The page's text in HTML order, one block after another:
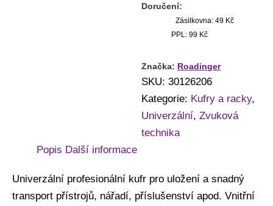
Doručení:
Zásilkovna: 49 Kč
PPL: 99 Kč
Značka: Roadinger
SKU:30126206
Kategorie: Kufry a racky,
Univerzální,Zvuková
technika
Popis Další informace
Univerzální profesionální kufr pro uložení a snadný
transport přístrojů, nářadí, příslušenství apod. Vnitřní